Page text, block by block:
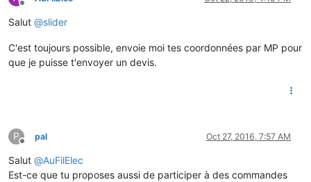
Offline
Salut @slider
C'est toujours possible, envoie moi tes coordonnées par MP pour
que je puisse t'envoyer un devis.
P
Offline
pal Oct 27, 2016, 7:57 AM
Salut @AuFilElec
Est-ce que tu proposes aussi de participer à des commandes